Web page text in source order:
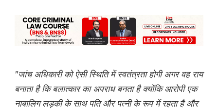
"जांच अधिकारी को ऐसी स्थिति में स्वतंत्रता होगी अगर वह राय
बनाता है कि बलात्कार का अपराध बनता है क्योंकि आरोपी एक
नाबालिग लड़की के साथ पति और पत्नी के रूप में रहता है और